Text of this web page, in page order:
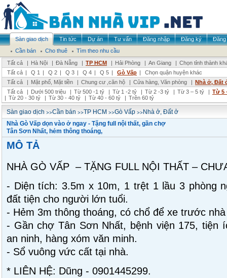
Sàn giao dịch Tin tức Dự án Tư vấn Đăng nhập Đăng ký
Đăng
Cần bán
Cho thuê
Tìm theo nhu cầu
Tất cả
| Hà Nội | Đà Nẵng | TP HCM | Hải Phòng | An Giang | Chọn tỉnh thành
Tất cả | Q 1 | Q 2 | Q 3 | Q 4 | Q 5 | Gò Vấp |
Chọn quận huyện khác
Tất cả
| Mặt phố, Mặt tiền | Chung cư ,căn hộ | Cửa hàng, Văn phòng | Nhà ở, Đất
Tất cả
| Dưới 500 triệu | Từ 500 -1 tỷ | Từ 1 -2 tỷ | Từ 2 -3 tỷ | Từ 3 – 5 tỷ | Từ 5
| Từ 20 - 30 tỷ | Từ 30 - 40 tỷ | Từ 40 - 60 tỷ | Trên 60 tỷ
Sàn giao dịch >>Cần bán >>TP HCM >>Gò Vấp >>Nhà ở, Đất ở
Nhà Gò Vấp dọn vào ở ngay - Tặng full nội thất, gần chợ
Tân Sơn Nhất, hẻm thông thoáng,
MÔ TẢ
NHÀ GÒ VẤP – TẶNG FULL NỘI THẤT –
- Diện tích: 3.5m x 10m, 1 trệt 1 lầu 3 phòng
đất tiện cho người lớn tuổi.
- Hẻm 3m thông thoáng, có chổ để xe trước
- Gần chợ Tân Sơn Nhất, bệnh viện 175, tiện
an ninh, hàng xóm văn minh.
- Sổ vuông vức cất tại nhà.
* LIÊN HỆ: Dũng - 0901445299.